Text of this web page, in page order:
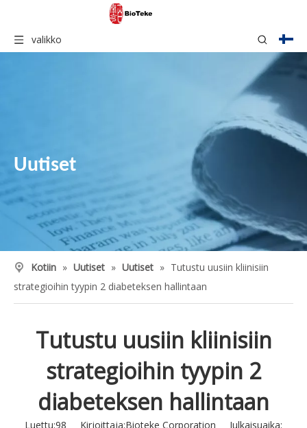
valikko
Uutiset
Kotiin » Uutiset » Uutiset » Tutustu uusiin kliinisiin
strategioihin tyypin 2 diabeteksen hallintaan
Tutustu uusiin kliinisiin
strategioihin tyypin 2
diabeteksen hallintaan
Luettu:98 Kirjoittaja:Bioteke Corporation Julkaisuaika: